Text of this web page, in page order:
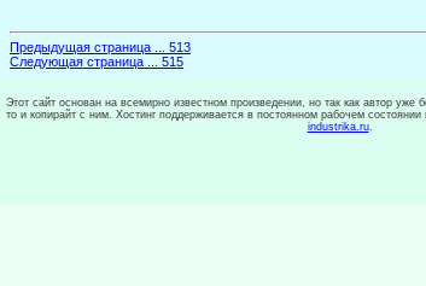
Предыдущая страница ... 513
Следующая страница ... 515
Этот сайт основан на всемирно известном произведении, но так как автор уже
то и копирайт с ним. Хостинг поддерживается в постоянном рабочем
industrika.ru.